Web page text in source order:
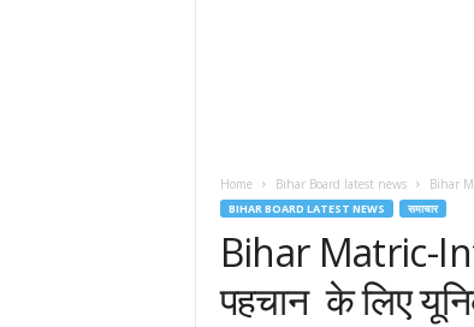
Home Bihar Board latest news Bihar
BIHAR BOARD LATEST NEWS समाचार
Bihar Matric-
पहचान के लिए